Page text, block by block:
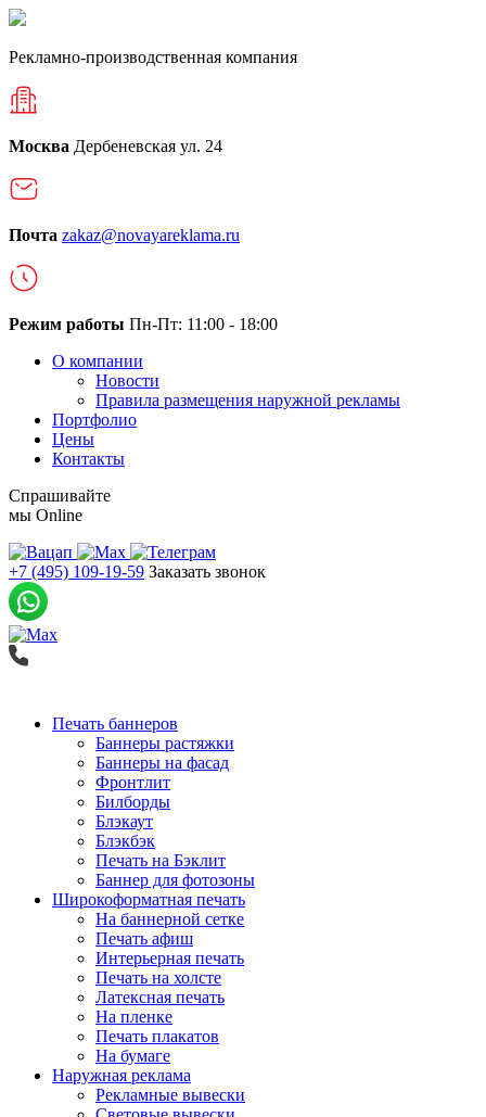
Рекламно-производственная компания
Москва Дербеневская ул. 24
Почта zakaz@novayareklama.ru
Режим работы Пн-Пт: 11:00 - 18:00
О компании
Новости
Правила размещения наружной рекламы
Портфолио
Цены
Контакты
Спрашивайте
мы Online
+7 (495) 109-19-59 Заказать звонок
Печать баннеров
Баннеры растяжки
Баннеры на фасад
Фронтлит
Билборды
Блэкаут
Блэкбэк
Печать на Бэклит
Баннер для фотозоны
Широкоформатная печать
На баннерной сетке
Печать афиш
Интерьерная печать
Печать на холсте
Латексная печать
На пленке
Печать плакатов
На бумаге
Наружная реклама
Рекламные вывески